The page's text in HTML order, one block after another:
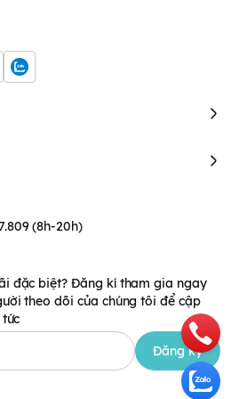
mát, tránh ánh nắng trực tiếp và
để bảo vệ sản phẩm khỏi độ ẩm
ngày hết hạn.
(8h-20h)
đặc biệt? Đăng kí tham gia ngay
theo dõi của chúng tôi để cập
Đăng ký